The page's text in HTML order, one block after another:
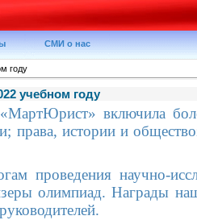
СМИ о нас
году
учебном году
включила
истории и
проведения научно-
олимпиад. Награды